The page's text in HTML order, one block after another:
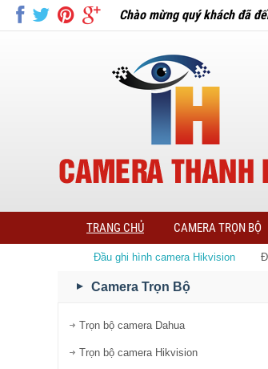
Chào mừng quý khách đã
TRANG CHỦ CAMERA TRỌN BỘ
Đầu ghi hình camera Hikvision
Camera Trọn Bộ
Trọn bộ camera Dahua
Trọn bộ camera Hikvision